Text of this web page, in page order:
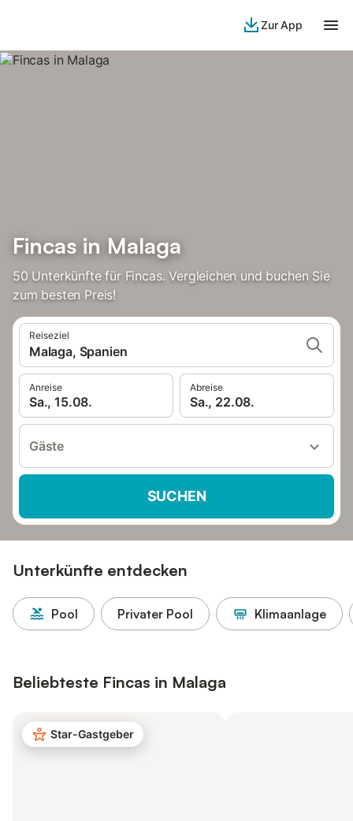
Zur App
Fincas in Malaga
50 Unterkünfte für Fincas. Vergleichen und buchen Sie
zum besten Preis!
Reiseziel
Malaga, Spanien
Anreise
Sa., 15.08.
Abreise
Sa., 22.08.
Gäste
SUCHEN
Unterkünfte entdecken
Pool Privater Pool Klimaanlage
Beliebteste Fincas in Malaga
Star-Gastgeber